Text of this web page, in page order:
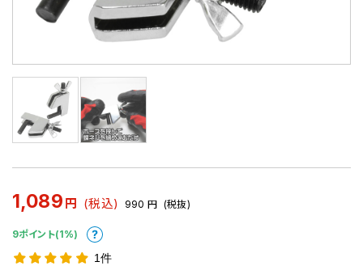
1,089 円 (税込) 990 円 (税抜)
9ポイント(1%)
1件